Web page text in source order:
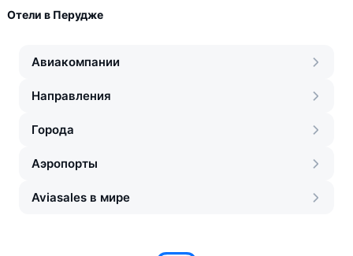
Отели в Перудже
Авиакомпании
Направления
Города
Аэропорты
Aviasales в мире